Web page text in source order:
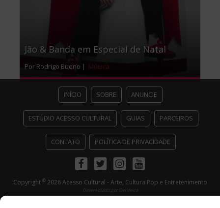
Jão & Banda em Especial de Natal
Por Rodrigo Bueno | Música
INÍCIO SOBRE ANUNCIE
ESTÚDIO ACESSO CULTURAL GUIAS PARCEIROS
CONTATO POLÍTICA DE PRIVACIDADE
FacebookTwitterInstagramYoutube
Copyright ©2026 Acesso Cultural - Arte, Cultura Pop e Entretenimento
Desenvolvido por Del Vieira